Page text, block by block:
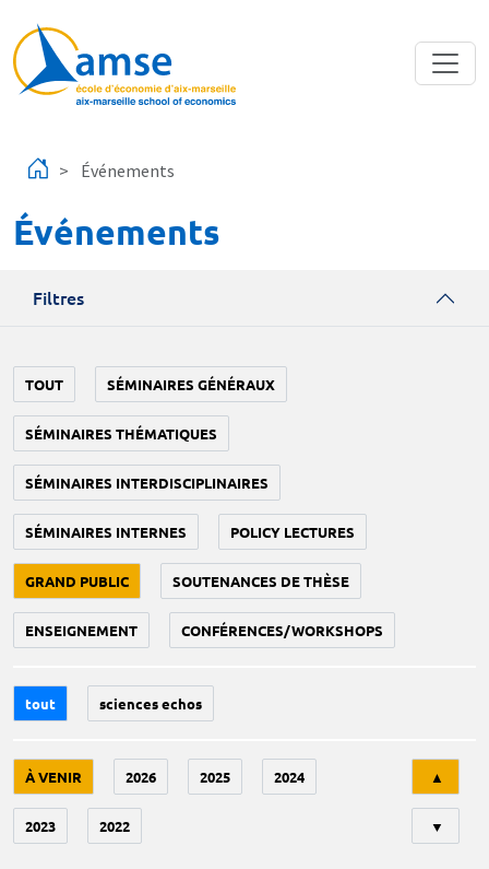
Événements
Événements
Filtres
TOUT SÉMINAIRES GÉNÉRAUX
SÉMINAIRES THÉMATIQUES
SÉMINAIRES INTERDISCIPLINAIRES
SÉMINAIRES INTERNES POLICY LECTURES
GRAND PUBLIC SOUTENANCES DE THÈSE
ENSEIGNEMENT CONFÉRENCES/WORKSHOPS
tout sciences echos
À VENIR 2026 2025 2024
2023 2022
▲
▼